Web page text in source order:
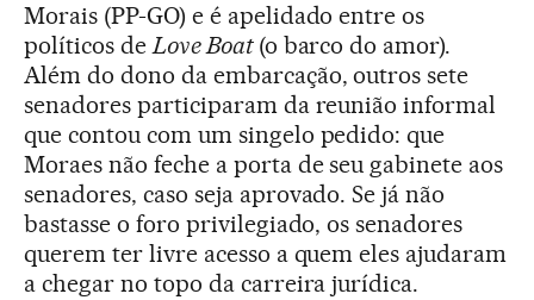
Morais (PP-GO) e é apelidado entre os
políticos deLove Boat(o barco do amor).
Além do dono da embarcação, outros sete
senadores participaram da reunião informal
que contou com um singelo pedido: que
Moraes não feche a porta de seu gabinete aos
senadores, caso seja aprovado. Se já não
bastasse o foro privilegiado, os senadores
querem ter livre acesso a quem eles ajudaram
a chegar no topo da carreira jurídica.